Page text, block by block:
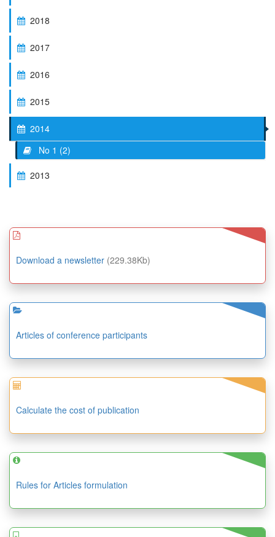
2018
2017
2016
2015
2014
No 1 (2)
2013
Download a newsletter (229.38Kb)
Articles of conference participants
Calculate the cost of publication
Rules for Articles formulation